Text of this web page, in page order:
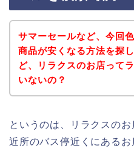
サマーセールなど、今回
商品が安くなる方法を探
ど、リラクスのお店って
いないの？
というのは、リラクスのお
近所のバス停近くにある